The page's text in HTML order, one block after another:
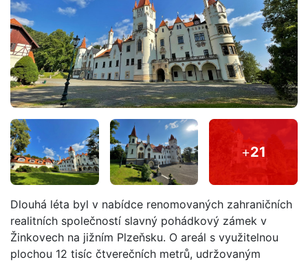
+21
Dlouhá léta byl v nabídce renomovaných zahraničních
realitních společností slavný pohádkový zámek v
Žinkovech na jižním Plzeňsku. O areál s využitelnou
plochou 12 tisíc čtverečních metrů, udržovaným